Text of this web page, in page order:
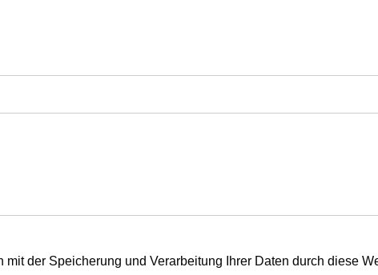
der Speicherung und Verarbeitung Ihrer Daten durch diese